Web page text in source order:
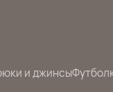
и джинсы